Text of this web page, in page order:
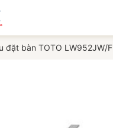
đặt bàn TOTO LW952JW/F